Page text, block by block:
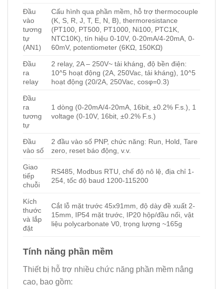
Đầu
vào
tương
tự
(AN1)
Cấu hình qua phần mềm, hỗ trợ thermocouple
(K, S, R, J, T, E, N, B), thermoresistance
(PT100, PT500, PT1000, Ni100, PTC1K,
NTC10K), tín hiệu 0-10V, 0-20mA/4-20mA, 0-
60mV, potentiometer (6KΩ, 150KΩ)
Đầu
ra
relay
2 relay, 2A – 250V~ tải kháng, độ bền điện:
10^5 hoạt động (2A, 250Vac, tải kháng), 10^5
hoạt động (20/2A, 250Vac, cosφ=0.3)
Đầu
ra
tương
tự
1 dòng (0-20mA/4-20mA, 16bit, ±0.2% F.s.), 1
voltage (0-10V, 16bit, ±0.2% F.s.)
Đầu
vào số
2 đầu vào số PNP, chức năng: Run, Hold, Tare
zero, reset báo động, v.v.
Giao
tiếp
chuỗi
RS485, Modbus RTU, chế độ nô lệ, địa chỉ 1-
254, tốc độ baud 1200-115200
Kích
thước
và lắp
đặt
Cắt lỗ mặt trước 45x91mm, độ dày đề xuất 2-
15mm, IP54 mặt trước, IP20 hộp/đầu nối, vật
liệu polycarbonate V0, trọng lượng ~165g
Tính năng phần mềm
Thiết bị hỗ trợ nhiều chức năng phần mềm nâng
cao, bao gồm: